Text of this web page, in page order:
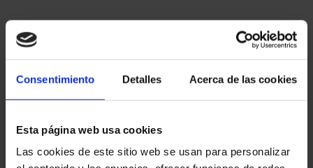
Consentimiento Detalles Acerca de las cookies
Esta página web usa cookies
Las cookies de este sitio web se usan para personalizar